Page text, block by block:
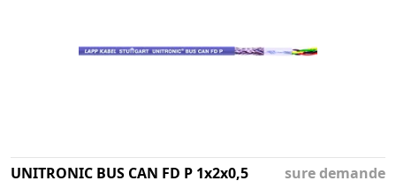
UNITRONIC BUS CAN FD P 1x2x0,5
sure demande